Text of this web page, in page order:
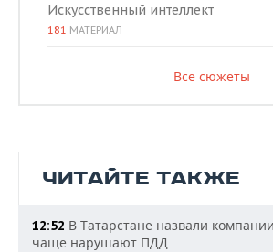
Искусственный интеллект
181 МАТЕРИАЛ
Все сюжеты
ЧИТАЙТЕ ТАКЖЕ
12:52 В Татарстане назвали
чаще нарушают ПДД